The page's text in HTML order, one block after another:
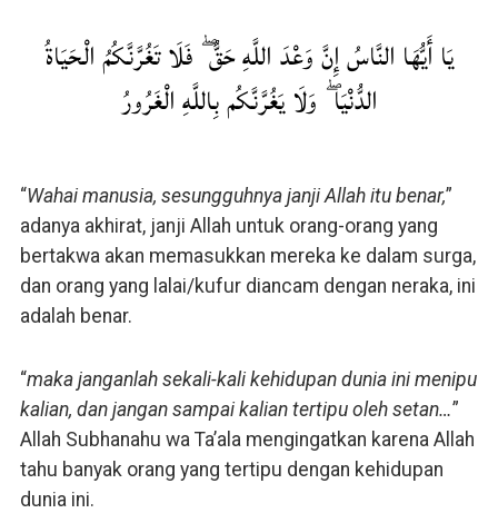
يَا أَيُّهَا النَّاسُ إِنَّ وَعْدَ اللَّهِ حَقٌّ ۖ فَلَا تَغُرَّنَّكُمُ الْحَيَاةُ
الدُّنْيَا ۖ وَلَا يَغُرَّنَّكُم بِاللَّهِ الْغَرُورُ
“Wahai manusia, sesungguhnya janji Allah itu benar,”
adanya akhirat, janji Allah untuk orang-orang yang
bertakwa akan memasukkan mereka ke dalam surga,
dan orang yang lalai/kufur diancam dengan neraka, ini
adalah benar.
“maka janganlah sekali-kali kehidupan dunia ini menipu
kalian, dan jangan sampai kalian tertipu oleh setan…”
Allah Subhanahu wa Ta’ala mengingatkan karena Allah
tahu banyak orang yang tertipu dengan kehidupan
dunia ini.